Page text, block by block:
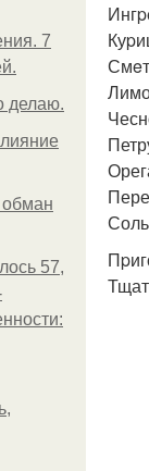
7
делаю.
57,